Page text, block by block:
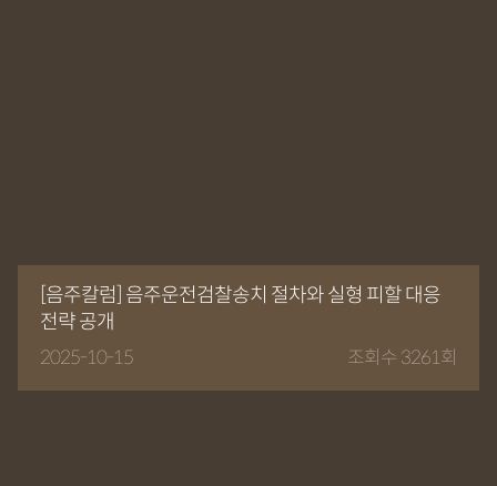
[음주칼럼] 음주운전검찰송치 절차와 실형 피할 대응
전략 공개
2025-10-15 조회수 3261회